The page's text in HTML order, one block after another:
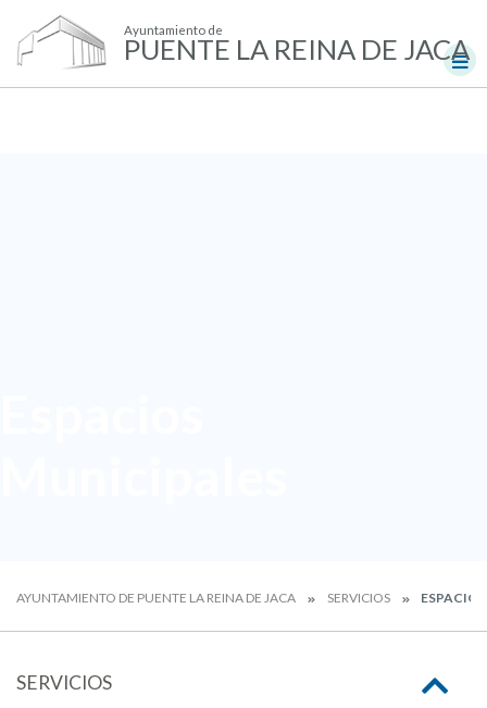
Ayuntamiento de
PUENTE LA REINA DE JACA
AYUNTAMIENTO DE PUENTE LA REINA DE JACA SERVICIOS
SERVICIOS